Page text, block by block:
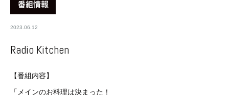
番組情報
2023.06.12
Radio Kitchen
【番組内容】
「メインのお料理は決まった！